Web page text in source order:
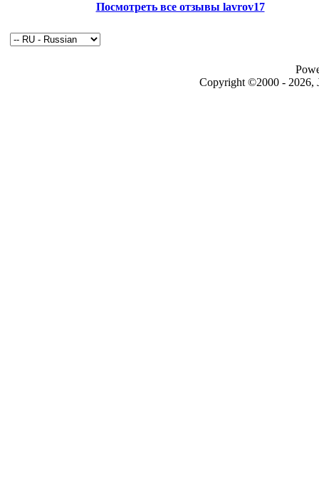
Посмотреть все отзывы lavrov17
Copyright ©2000 - 2026,